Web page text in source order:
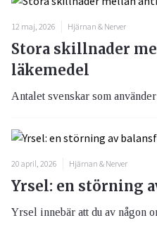
12 maj, 2026 Hjärnan & Nerver
Stora skillnader
läkemedel
Antalet svenskar som
20 april, 2026 Hjärnan & Nerver
Yrsel: en störning
Yrsel innebär att du av någon